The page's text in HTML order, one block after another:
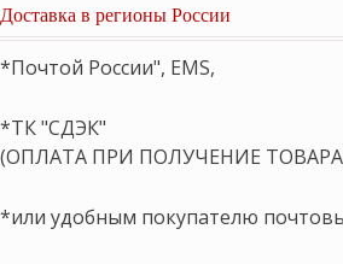
Доставка в регионы России
*Почтой России", EMS,
*ТК "СДЭК"
(ОПЛАТА ПРИ ПОЛУЧЕНИЕ
*или удобным покупателю